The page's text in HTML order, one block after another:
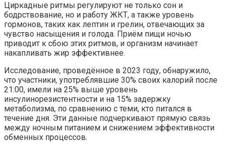
Циркадные ритмы регулируют не только сон и
бодрствование, но и работу ЖКТ, а также уровень
гормонов, таких как лептин и грелин, отвечающих за
чувство насыщения и голода. Приём пищи ночью
приводит к сбою этих ритмов, и организм начинает
накапливать жир эффективнее.
Исследование, проведённое в 2023 году, обнаружило,
что участники, употреблявшие 30% своих калорий после
21:00, имели на 25% выше уровень
инсулинорезистентности и на 15% задержку
метаболизма, по сравнению с теми, кто питался в
течение дня. Эти данные подчеркивают прямую связь
между ночным питанием и снижением эффективности
обменных процессов.